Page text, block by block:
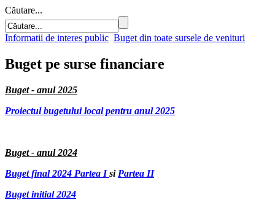
Căutare...
Informatii de interes public Buget din toate sursele de venituri
Buget pe surse financiare
Buget - anul 2025
Proiectul bugetului local pentru anul 2025
Buget - anul 2024
Buget final 2024 Partea Isi Partea II
Buget initial 2024